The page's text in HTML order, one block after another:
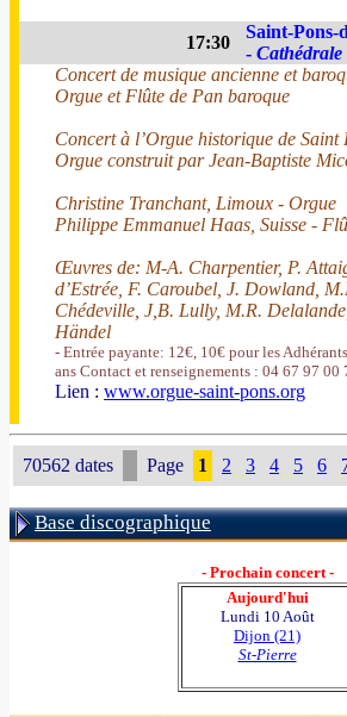
17:30
Saint-Pons-
- Cathédrale
Concert de musique ancienne et
Orgue et Flûte de Pan baroque
Concert à l’Orgue historique de Saint
Orgue construit par Jean-Baptiste
Christine Tranchant, Limoux - Orgue
Philippe Emmanuel Haas, Suisse -
Œuvres de: M-A. Charpentier, P.
d’Estrée, F. Caroubel, J. Dowland,
Chédeville, J,B. Lully, M.R.
Händel
- Entrée payante: 12€, 10€ pour les
ans Contact et renseignements : 04 67 97 00
Lien : www.orgue-saint-pons.org
70562 dates Page 1 2 3 4 5 6
Base discographique
- Prochain concert -
Aujourd'hui
Lundi 10 Août
Dijon (21)
St-Pierre